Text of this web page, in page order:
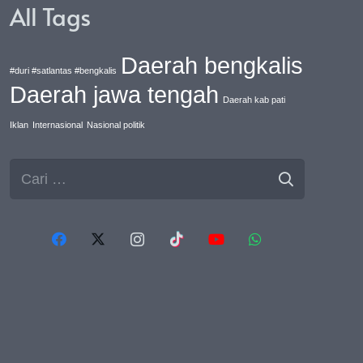
All Tags
#duri #satlantas #bengkalis
Daerah bengkalis
Daerah jawa tengah Daerah kab pati
Iklan Internasional Nasional politik